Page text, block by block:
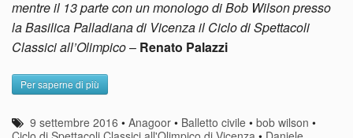
mentre il 13 parte con un monologo di Bob Wilson presso
la Basilica Palladiana di Vicenza il Ciclo di Spettacoli
Classici all’Olimpico– Renato Palazzi
Per saperne di più
9 settembre 2016 •Anagoor • Balletto civile •bob wilson •